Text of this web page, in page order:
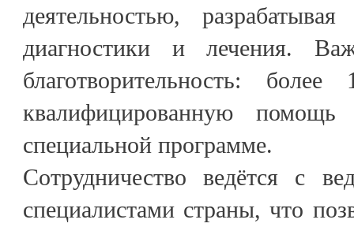
деятельностью,
диагностики и лечения.
благотворительность:
квалифицированную
специальной программе.
Сотрудничество ведётся с
специалистами страны, что